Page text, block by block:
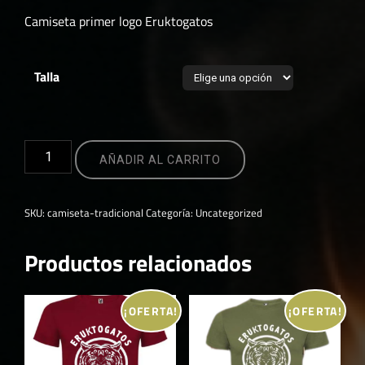
originalactual
Camiseta primer logo Eruktogatos
Talla
Camiseta
Erutkogatos
Negra
AÑADIR AL CARRITO
SKU: camiseta-tradicional Categoría: Uncategorized
Productos relacionados
¡OFERTA! ¡OFERTA!